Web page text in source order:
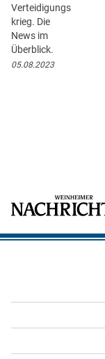
Verteidigungs
krieg. Die
News im
Überblick.
05.08.2023